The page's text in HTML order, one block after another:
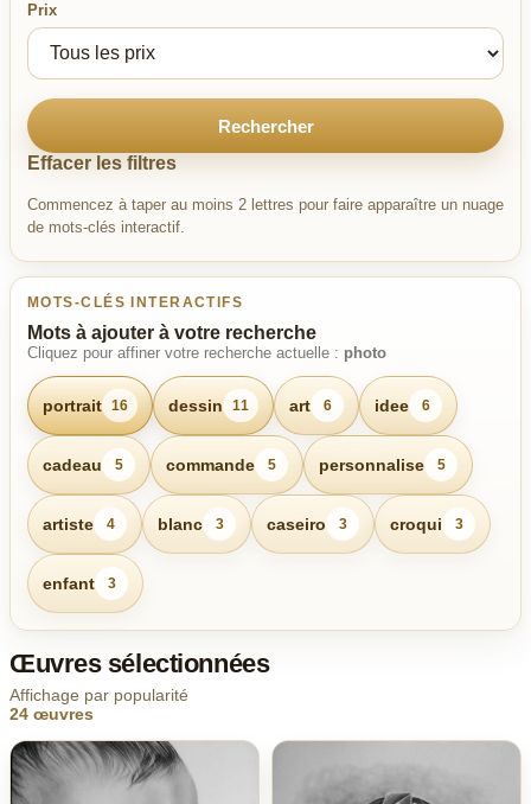
Prix
Rechercher
Effacer les filtres
Commencez à taper au moins 2 lettres pour faire apparaître un nuage
de mots-clés interactif.
MOTS-CLÉS INTERACTIFS
Mots à ajouter à votre recherche
Cliquez pour affiner votre recherche actuelle : photo
portrait 16 dessin 11 art 6 idee 6
cadeau 5 commande 5 personnalise 5
artiste 4 blanc 3 caseiro 3 croqui 3
enfant 3
Œuvres sélectionnées
Affichage par popularité
24 œuvres